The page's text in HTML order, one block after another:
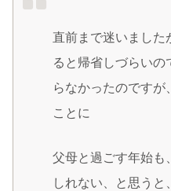
直前まで迷いました
ると帰省しづらいの
らなかったのですが
ことに
父母と過ごす年始も
しれない、と思う